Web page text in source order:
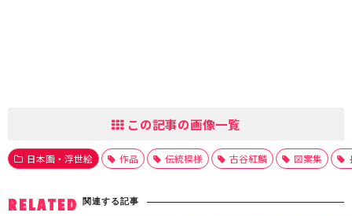
この記事の画像一覧
日本画・浮世絵 作品 伝統模様 古谷紅麟 図案集
RELATED 関連する記事